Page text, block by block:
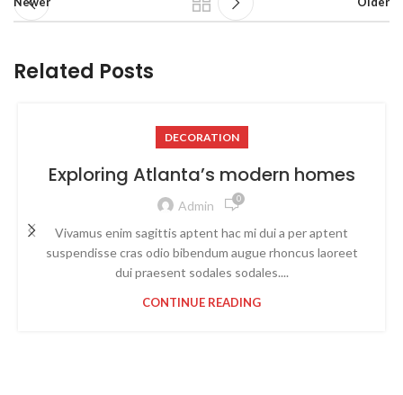
Related Posts
DECORATION
Exploring Atlanta’s modern homes
Admin 0
Vivamus enim sagittis aptent hac mi dui a per aptent
suspendisse cras odio bibendum augue rhoncus laoreet
dui praesent sodales sodales....
CONTINUE READING